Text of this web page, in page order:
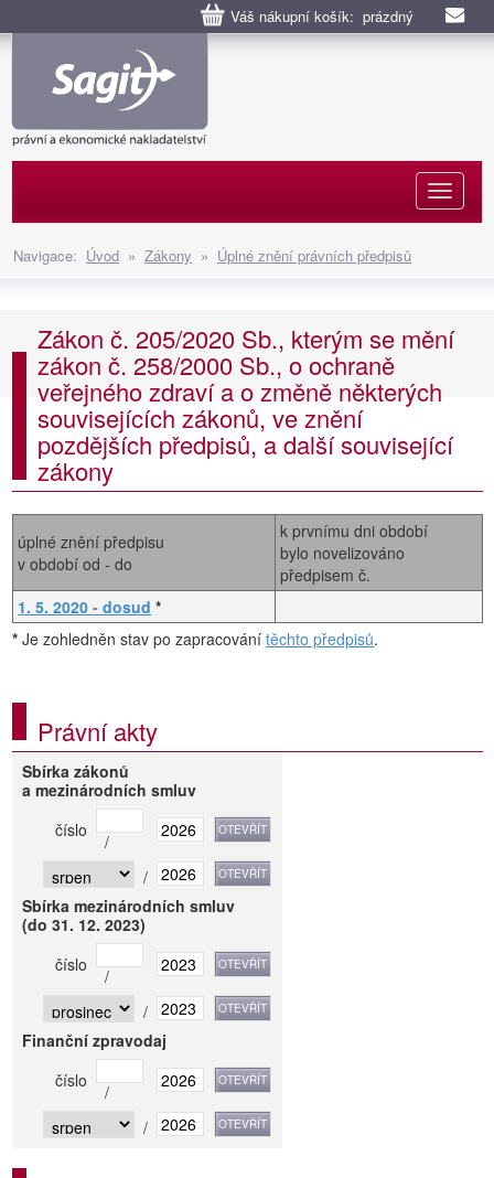
Váš nákupní košík: prázdný
Navigace: Úvod » Zákony » Úplné znění právních předpisů
Zákon č. 205/2020 Sb., kterým se mění
zákon č. 258/2000 Sb., o ochraně
veřejného zdraví a o změně některých
souvisejících zákonů, ve znění
pozdějších předpisů, a další související
zákony
úplné znění předpisu
v období od - do
k prvnímu dni období
bylo novelizováno
předpisem č.
1. 5. 2020 - dosud *
* Je zohledněn stav po zapracování těchto předpisů.
Právní akty
Sbírka zákonů
a mezinárodních smluv
číslo
/
/
Sbírka mezinárodních smluv
(do 31. 12. 2023)
číslo
/
/
Finanční zpravodaj
číslo
/
/